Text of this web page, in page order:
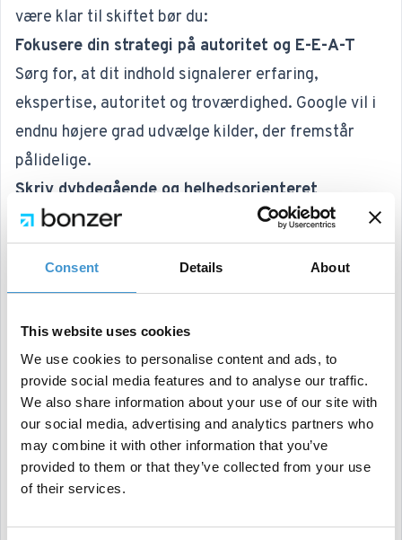
Consent Details About
This website uses cookies
We use cookies to personalise content and ads, to
provide social media features and to analyse our traffic.
We also share information about your use of our site with
our social media, advertising and analytics partners who
may combine it with other information that you’ve
provided to them or that they’ve collected from your use
of their services.
være klar til skiftet bør du:
Fokusere din strategi på autoritet og E-E-A-T
Sørg for, at dit indhold signalerer erfaring,
ekspertise, autoritet og troværdighed. Google vil i
endnu højere grad udvælge kilder, der fremstår
pålidelige.
Skriv dybdegående og helhedsorienteret
AI Mode trækker på indhold, der giver
fyldestgørende svar. Det betyder, at du skal tænke
mere i “topic clusters” og skabe indhold, der kan
Bonzer derfor med “pillar-cluster” strategier, som
både skaber synlighed i klassiske resultater og i AI
interfaces.
Optimer for flere indholdsformater
Jo flere indholdsformater du udarbejder dit indhold
i, desto mere engagerende er du og jo flere